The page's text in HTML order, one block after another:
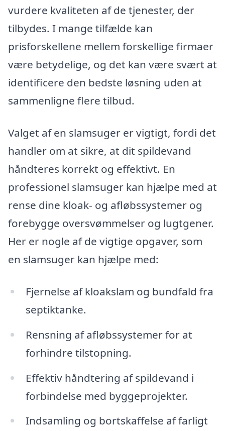
vurdere kvaliteten af de tjenester, der
tilbydes. I mange tilfælde kan
prisforskellene mellem forskellige firmaer
være betydelige, og det kan være svært at
identificere den bedste løsning uden at
sammenligne flere tilbud.
Valget af en slamsuger er vigtigt, fordi det
handler om at sikre, at dit spildevand
håndteres korrekt og effektivt. En
professionel slamsuger kan hjælpe med at
rense dine kloak- og afløbssystemer og
forebygge oversvømmelser og lugtgener.
Her er nogle af de vigtige opgaver, som
en slamsuger kan hjælpe med:
Fjernelse af kloakslam og bundfald fra
septiktanke.
Rensning af afløbssystemer for at
forhindre tilstopning.
Effektiv håndtering af spildevand i
forbindelse med byggeprojekter.
Indsamling og bortskaffelse af farligt